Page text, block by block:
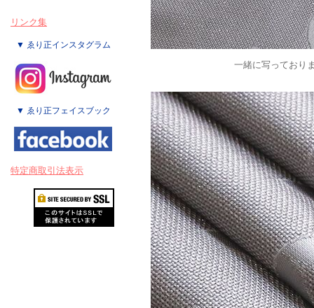
リンク集
▼ ゑり正インスタグラム
▼ ゑり正フェイスブック
特定商取引法表示
一緒に写っており